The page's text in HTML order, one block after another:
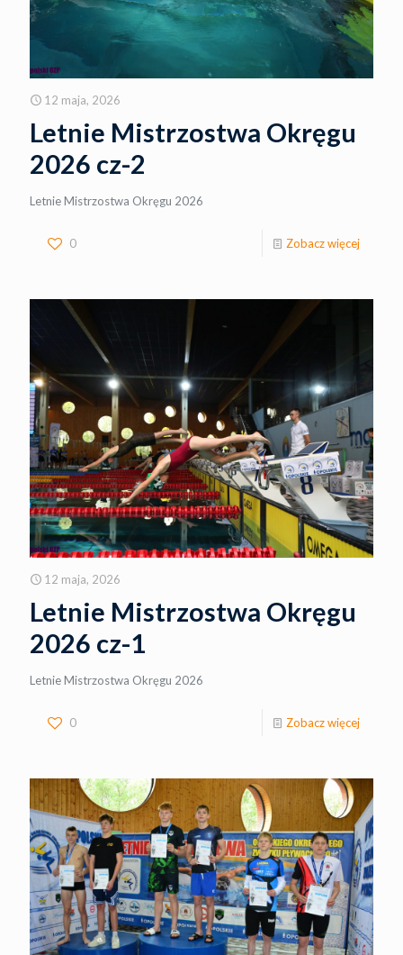
12 maja, 2026
Letnie Mistrzostwa Okręgu
2026 cz-2
Letnie Mistrzostwa Okręgu 2026
0 Zobacz więcej
12 maja, 2026
Letnie Mistrzostwa Okręgu
2026 cz-1
Letnie Mistrzostwa Okręgu 2026
0 Zobacz więcej